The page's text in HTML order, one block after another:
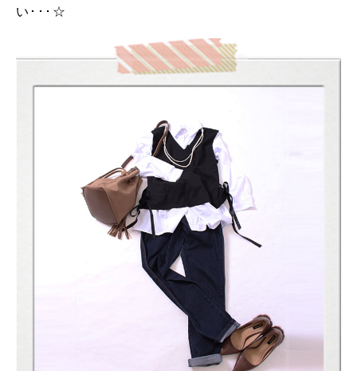
い･･･☆